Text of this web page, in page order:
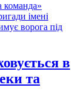
команда»
імені
ворога під
в
та